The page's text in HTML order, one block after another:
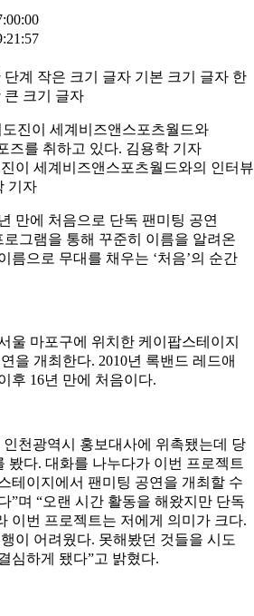
단계 작은 크기 글자 기본 크기 글자 한
큰 크기 글자
이 세계비즈앤스포츠월드와의 인터
기자
만에 처음으로 단독 팬미팅 공연
그램을 통해 꾸준히 이름을 알려온
름으로 무대를 채우는 ‘처음’의 순간
울 마포구에 위치한 케이팝스테이지
을 개최한다. 2010년 록밴드 레드애
후 16년 만에 처음이다.
인천광역시 홍보대사에 위촉됐는데 당
봤다. 대화를 나누다가 이번 프로젝트
테이지에서 팬미팅 공연을 개최할 수
”며 “오랜 시간 활동을 해왔지만 단독
이번 프로젝트는 저에게 의미가 크다.
이 어려웠다. 못해봤던 것들을 시도
심하게 됐다”고 밝혔다.